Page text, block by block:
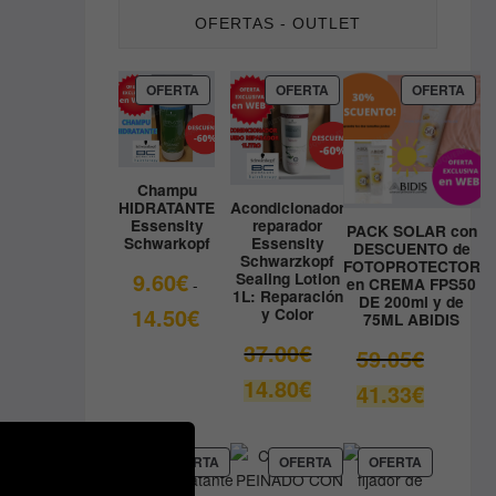
OFERTAS - OUTLET
OFERTAPRODUCTO
EN
OFERTA
Champu
HIDRATANTE
Essensity
Schwarkopf
9.60€ -
14.50€Rango
precios:
14.50€
OFERTA PRODUCTO
EN
OFERTA
Acondicionador
reparador
Essensity
Schwarzkopf
Sealing Lotion
1L: Reparación
y Color
37.00€El
original
37.00€.
14.80€El
precio
es:
14.80€.
OFERTA
EN
PACK SOLAR con
DESCUENTO de
FOTOPROTECTOR
en CREMA FPS50
DE 200ml y de
75ML ABIDIS
59.05€El
original
59.05€.
41.33€El
precio
OFERTAPRODUCTO
EN
OFERTA PRODUCTO
EN
OFERTAPRODUCTO
EN